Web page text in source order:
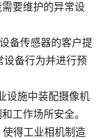
要维护的异常设
备传感器的客户提
设备行为并进行预
设施中装配摄像机
工作场所安全。
得工业相机制造